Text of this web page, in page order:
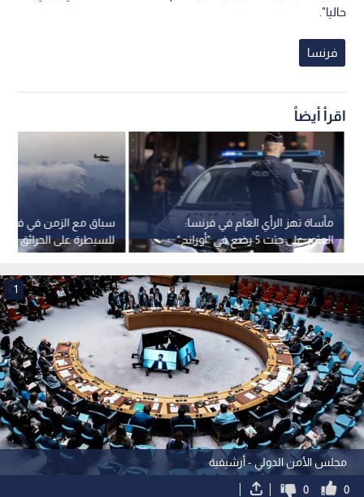
حاليا".
فرنسا
اقرأ أيضاً
سباق مع الزمن في فرنسا
للسيطرة على الحرائق
موجة الحر الجديدة
مأساة تهز الرأي العام في فرنسا:
العثور على جثث 5 رضع في "أورانج"
يثير الصدمة
مجلس الأمن الدولي - أرشيفية
1
0
0